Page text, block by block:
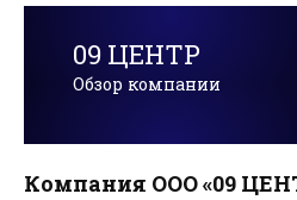
09 ЦЕНТР
Обзор компании
Компания ООО «09